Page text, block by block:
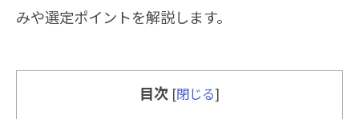
みや選定ポイントを解説します。
目次 [閉じる]